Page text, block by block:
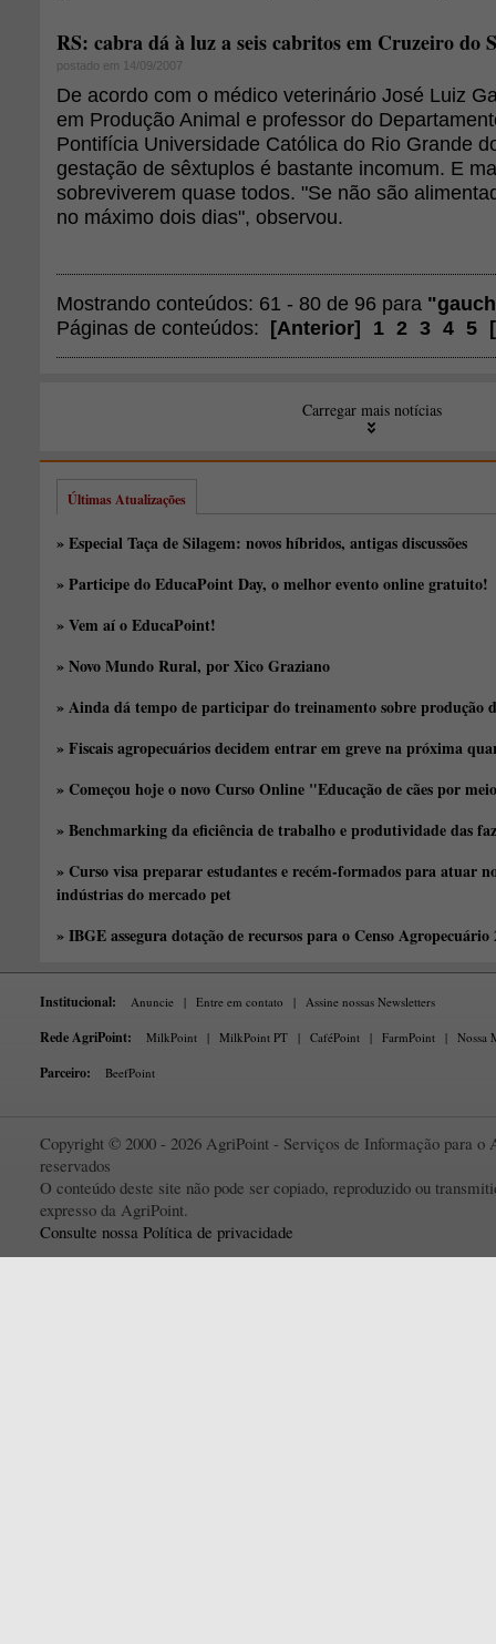
RS: cabra dá à luz a seis cabritos em Cruzeiro do
postado em 14/09/2007
De acordo com o médico veterinário José Luiz
em Produção Animal e professor do
Pontifícia Universidade Católica do Rio Grande
gestação de sêxtuplos é bastante incomum. E
sobreviverem quase todos. "Se não são
no máximo dois dias", observou.
Mostrando conteúdos: 61 - 80 de 96 para
Páginas de conteúdos: [Anterior] 1 2 3 4 5 [
Carregar mais notícias
Últimas Atualizações
» Especial Taça de Silagem: novos híbridos, antigas discussões
» Participe do EducaPoint Day, o melhor evento online gratuito!
» Vem aí o EducaPoint!
» Novo Mundo Rural, por Xico Graziano
» Ainda dá tempo de participar do treinamento sobre produção
» Fiscais agropecuários decidem entrar em greve na próxima
» Começou hoje o novo Curso Online "Educação de cães por
» Benchmarking da eficiência de trabalho e produtividade das
» Curso visa preparar estudantes e recém-formados para atuar
indústrias do mercado pet
» IBGE assegura dotação de recursos para o Censo Agropecuário
Institucional: Anuncie | Entre em contato | Assine nossas Newsletters
Rede AgriPoint: MilkPoint | MilkPoint PT | CaféPoint | FarmPoint | Nossa
Parceiro: BeefPoint
Copyright © 2000 - 2026 AgriPoint - Serviços de Informação para o
reservados
O conteúdo deste site não pode ser copiado, reproduzido ou
expresso da AgriPoint.
Consulte nossa Política de privacidade